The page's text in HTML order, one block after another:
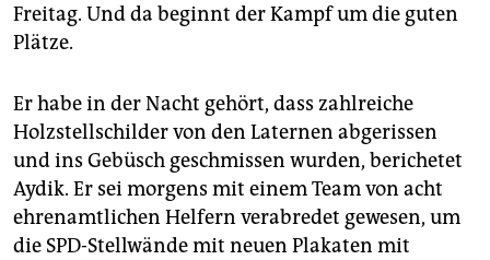
Freitag. Und da beginnt der Kampf um die guten
Plätze.
Er habe in der Nacht gehört, dass zahlreiche
Holzstellschilder von den Laternen abgerissen
und ins Gebüsch geschmissen wurden, berichetet
Aydik. Er sei morgens mit einem Team von acht
ehrenamtlichen Helfern verabredet gewesen, um
die SPD-Stellwände mit neuen Plakaten mit